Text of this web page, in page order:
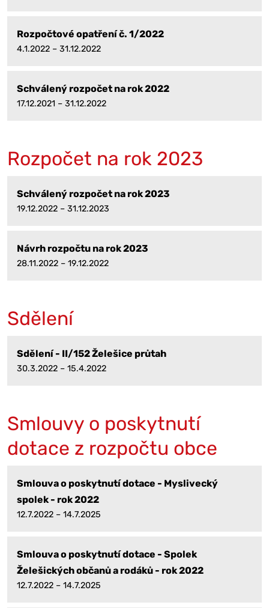
Rozpočtové opatření č. 1/2022
4.1.2022 – 31.12.2022
Schválený rozpočet na rok 2022
17.12.2021 – 31.12.2022
Rozpočet na rok 2023
Schválený rozpočet na rok 2023
19.12.2022 – 31.12.2023
Návrh rozpočtu na rok 2023
28.11.2022 – 19.12.2022
Sdělení
Sdělení - II/152 Želešice průtah
30.3.2022 – 15.4.2022
Smlouvy o poskytnutí
dotace z rozpočtu obce
Smlouva o poskytnutí dotace - Myslivecký
spolek - rok 2022
12.7.2022 – 14.7.2025
Smlouva o poskytnutí dotace - Spolek
Želešických občanů a rodáků - rok 2022
12.7.2022 – 14.7.2025